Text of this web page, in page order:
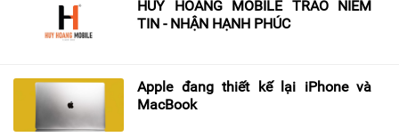
HUY HOÀNG MOBILE TRAO NIỀM
TIN - NHẬN HẠNH PHÚC
Apple đang thiết kế lại iPhone và
MacBook